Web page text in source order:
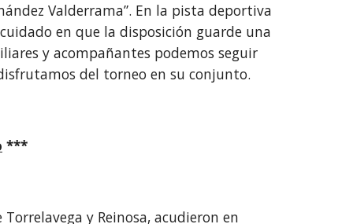
Valderrama”. En la pista deportiva
en que la disposición guarde una
y acompañantes podemos seguir
del torneo en su conjunto.
***
y Reinosa, acudieron en